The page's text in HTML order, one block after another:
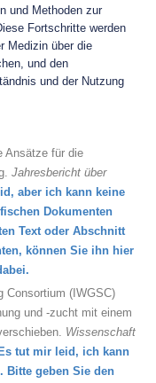
und Methoden zur
Fortschritte werden
Medizin über die
und den
und der Nutzung
Ansätze für die
Jahresbericht über
aber ich kann keine
Dokumenten
Text oder Abschnitt
können Sie ihn hier
Consortium (IWGSC)
und -zucht mit einem
Wissenschaft
Es tut mir leid, ich kann
Bitte geben Sie den